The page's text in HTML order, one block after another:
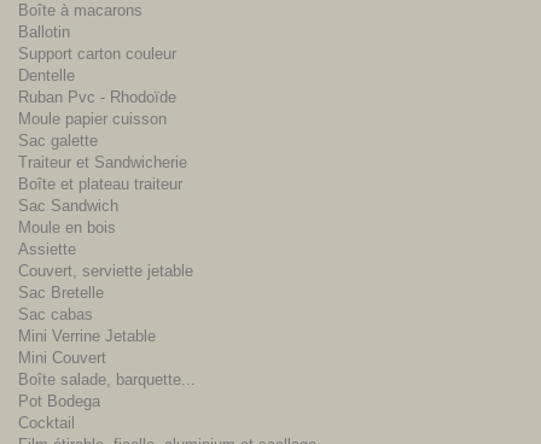
Boîte à macarons
Ballotin
Support carton couleur
Dentelle
Ruban Pvc - Rhodoïde
Moule papier cuisson
Sac galette
Traiteur et Sandwicherie
Boîte et plateau traiteur
Sac Sandwich
Moule en bois
Assiette
Couvert, serviette jetable
Sac Bretelle
Sac cabas
Mini Verrine Jetable
Mini Couvert
Boîte salade, barquette...
Pot Bodega
Cocktail